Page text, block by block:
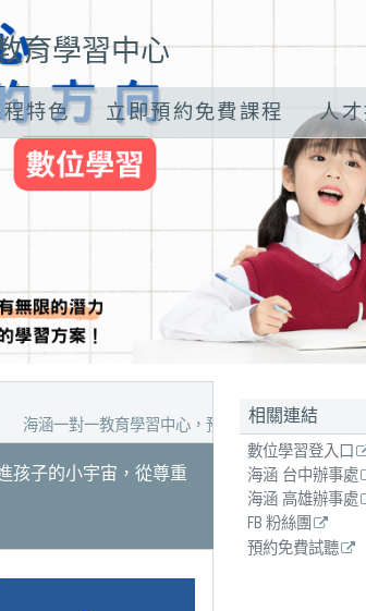
育學習中心
特色 立即預約免費課程 人
相關連結
數位學習登入口
海涵 台中辦事處
海涵 高雄辦事處
FB 粉絲團
預約免費試聽
海涵一對一教育學習中心，預約家教試聽、數位學習
孩子的小宇宙，從尊重